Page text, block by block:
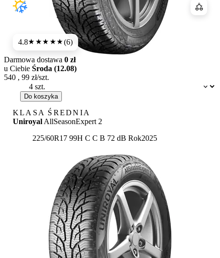
4.8★★★★★(6)
Dostępność:
Darmowa dostawa 0 zł
u Ciebie Środa (12.08)
540 , 99 zł/szt.
Do koszyka
KLASA ŚREDNIA
Uniroyal AllSeasonExpert 2
225/60R17 99H Etykieta:
C C B 72 dB Rok2025